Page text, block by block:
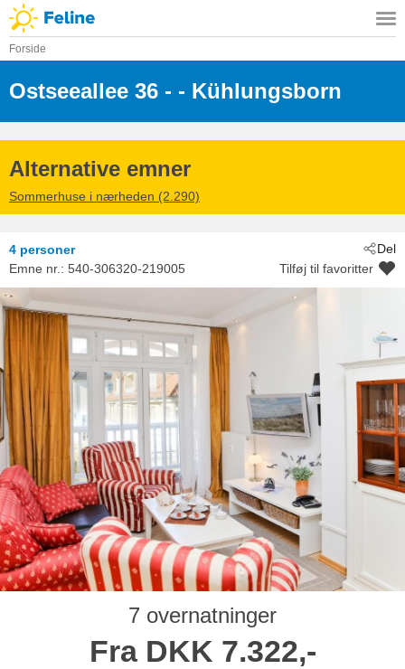
Forside
Ostseeallee 36 -
- 18225
- Kühlungsborn
Alternative emner
Sommerhuse i nærheden (2.290)
Del
4 personer
Emne nr.: 540-306320-219005 Tilføj til favoritter
7 overnatninger
Fra DKK 7.322,-